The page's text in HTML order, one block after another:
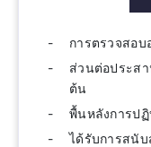
การตรวจสอบ
ส่วนต่อประส
ต้น
พื้นหลังการป
ได้รับการสนั